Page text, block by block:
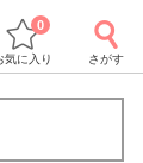
気に入り
0
さがす